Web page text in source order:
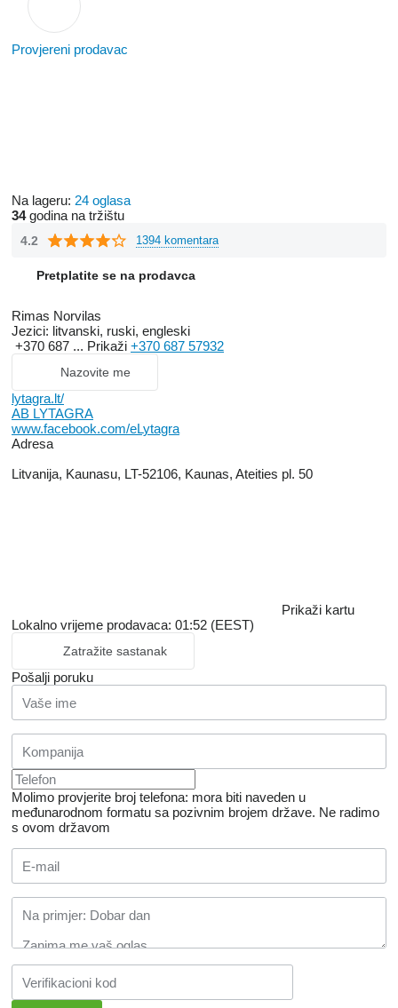
While theAB LYTAGRA
expanding and updating to meet customer needs.
Provjereni prodavac
Na lageru: 24 oglasa
34godina na tržištu
4.2 1394 komentara
Pretplatite se na prodavca
Rimas Norvilas
Jezici: litvanski, ruski, engleski
+370 687 ... Prikaži +370 687 57932
Nazovite me
lytagra.lt/
AB LYTAGRA
www.facebook.com/eLytagra
Adresa
Litvanija, Kaunasu, LT-52106, Kaunas, Ateities pl. 50
Prikaži kartu
Lokalno vrijeme prodavaca: 01:52 (EEST)
Zatražite sastanak
Pošalji poruku
Molimo provjerite broj telefona: mora biti naveden u
međunarodnom formatu sa pozivnim brojem države. Ne radimo
s ovom državom